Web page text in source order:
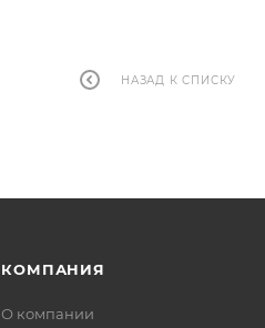
НАЗАД К СПИСКУ
КОМПАНИЯ
О компании